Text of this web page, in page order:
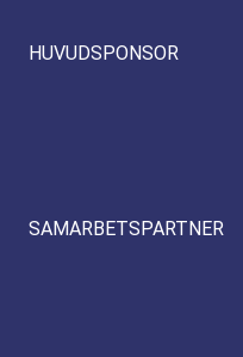
HUVUDSPONSOR
SAMARBETSPARTNER